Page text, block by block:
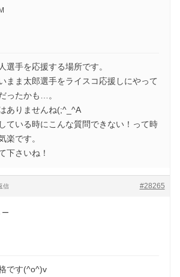
選手を応援する場所です。
まま太郎選手をライスコ応援しにやって
ったかも…。
ありませんね(;^_^A
ている時にこんな質問できない！って時
楽です。
下さいね！
#28265
信
ー
です(^o^)v